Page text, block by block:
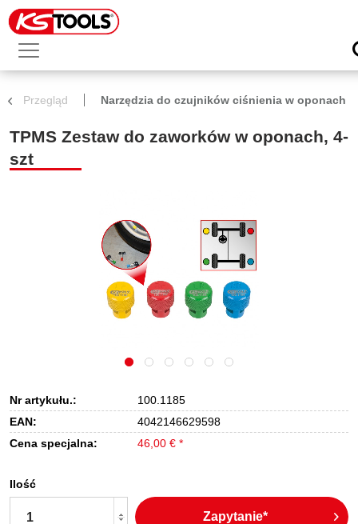
Przegląd Narzędzia do czujników ciśnienia w oponach
TPMS Zestaw do zaworków w oponach, 4-
szt
Nr artykułu.:
100.1185
EAN:
4042146629598
Cena specjalna:
46,00 € *
Ilość
Zapytanie*